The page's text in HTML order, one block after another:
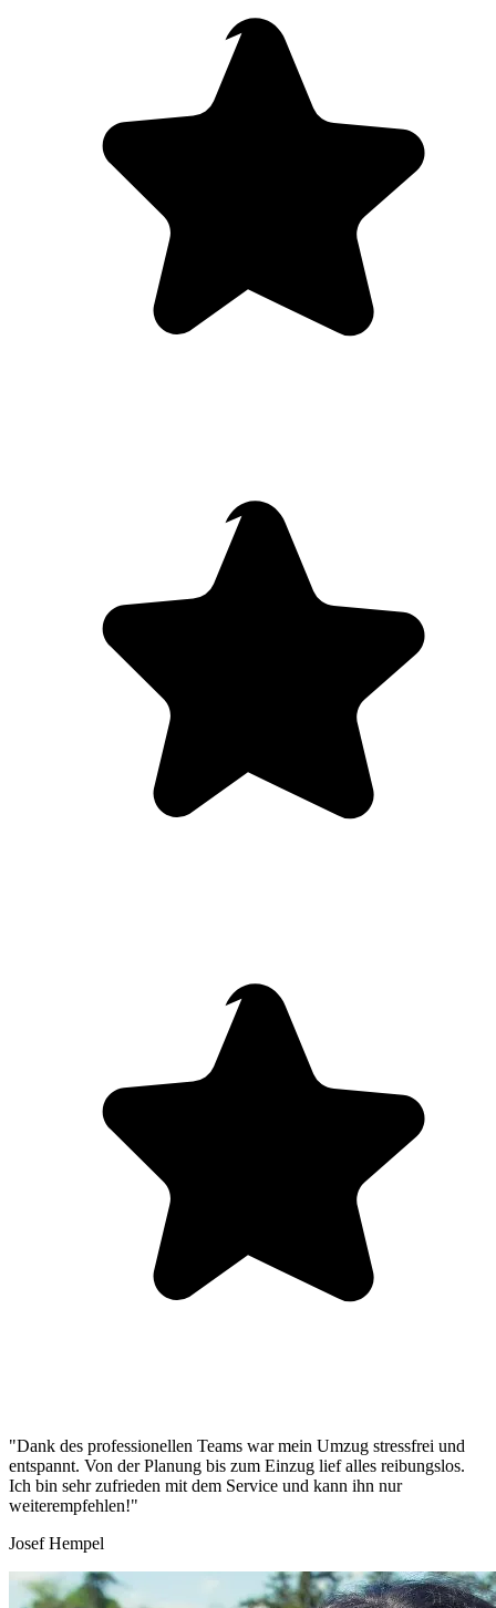
"Dank des professionellen Teams war mein Umzug stressfrei und
entspannt. Von der Planung bis zum Einzug lief alles reibungslos.
Ich bin sehr zufrieden mit dem Service und kann ihn nur
weiterempfehlen!"
Josef Hempel